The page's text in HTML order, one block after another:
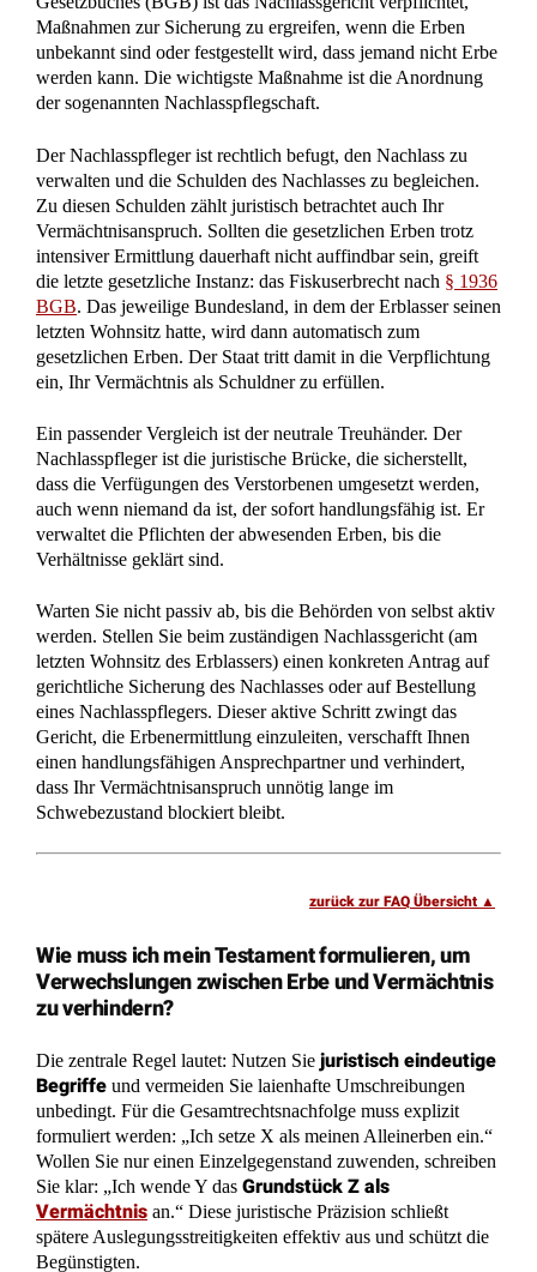
werden kann. Die wichtigste Maßnahme ist die Anordnung
der sogenannten Nachlasspflegschaft.
Der Nachlasspfleger ist rechtlich befugt, den Nachlass zu
verwalten und die Schulden des Nachlasses zu begleichen.
Vermächtnisanspruch. Sollten die gesetzlichen Erben trotz
intensiver Ermittlung dauerhaft nicht auffindbar sein, greift
die letzte gesetzliche Instanz: das Fiskuserbrecht nach
BGB. Das jeweilige Bundesland, in dem der Erblasser seinen
letzten Wohnsitz hatte, wird dann automatisch zum
gesetzlichen Erben. Der Staat tritt damit in die Verpflichtung
ein, Ihr Vermächtnis als Schuldner zu erfüllen.
Ein passender Vergleich ist der neutrale Treuhänder. Der
Nachlasspfleger ist die juristische Brücke, die sicherstellt,
auch wenn niemand da ist, der sofort handlungsfähig ist. Er
verwaltet die Pflichten der abwesenden Erben, bis die
Verhältnisse geklärt sind.
Warten Sie nicht passiv ab, bis die Behörden von selbst aktiv
werden. Stellen Sie beim zuständigen Nachlassgericht (am
gerichtliche Sicherung des Nachlasses oder auf Bestellung
eines Nachlasspflegers. Dieser aktive Schritt zwingt das
Gericht, die Erbenermittlung einzuleiten, verschafft Ihnen
einen handlungsfähigen Ansprechpartner und verhindert,
dass Ihr Vermächtnisanspruch unnötig lange im
Schwebezustand blockiert bleibt.
Verwechslungen zwischen Erbe und Vermächtnis
Die zentrale Regel lautet: Nutzen Siejuristisch eindeutige
Begriffeund vermeiden Sie laienhafte Umschreibungen
formuliert werden: „Ich setze X als meinen Alleinerben ein.“
Wollen Sie nur einen Einzelgegenstand zuwenden, schreiben
Sie klar: „Ich wende Y dasGrundstück Z als
Vermächtnisan.“ Diese juristische Präzision schließt
spätere Auslegungsstreitigkeiten effektiv aus und schützt die
Begünstigten.
Die logische Abgrenzung im Gesetz